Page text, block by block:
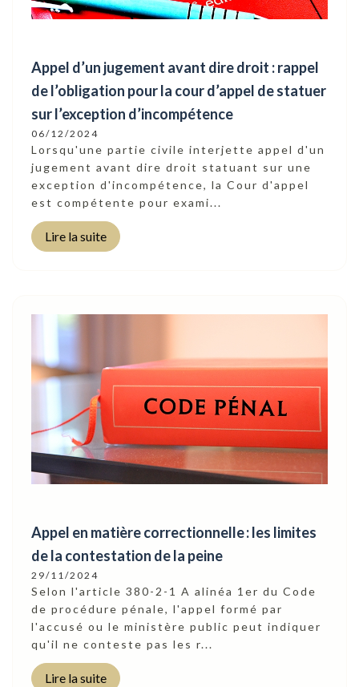
Appel d’un jugement avant dire droit : rappel
de l’obligation pour la cour d’appel de statuer
sur l’exception d’incompétence
06/12/2024
Lorsqu'une partie civile interjette appel d'un
jugement avant dire droit statuant sur une
exception d'incompétence, la Cour d'appel
est compétente pour exami...
Lire la suite
Appel en matière correctionnelle : les limites
de la contestation de la peine
29/11/2024
Selon l'article 380-2-1 A alinéa 1er du Code
de procédure pénale, l'appel formé par
l'accusé ou le ministère public peut indiquer
qu'il ne conteste pas les r...
Lire la suite